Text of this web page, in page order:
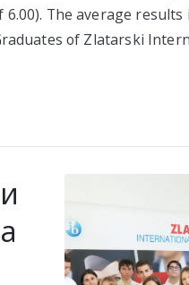
The average
of Zlatarski